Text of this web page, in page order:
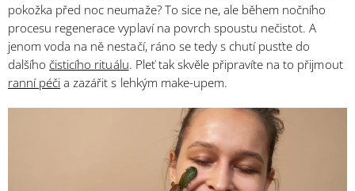
pokožka před noc neumaže? To sice ne, ale během nočního
procesu regenerace vyplaví na povrch spoustu nečistot. A
jenom voda na ně nestačí, ráno se tedy s chutí pusťte do
dalšíhočisticího rituálu. Pleť tak skvěle připravíte na to přijmout
ranní péči a zazářit s lehkým make-upem.